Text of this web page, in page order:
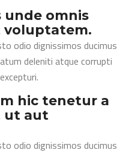
unde omnis
voluptatem.
odio dignissimos ducimus
deleniti atque corrupti
hic tenetur a
ut aut
odio dignissimos ducimus